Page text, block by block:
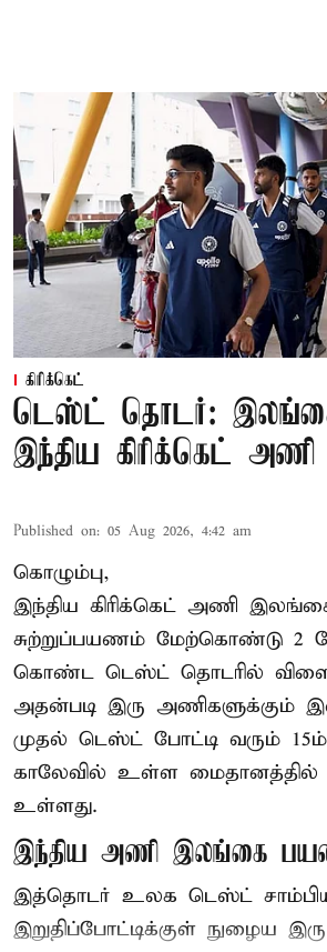
கிரிக்கெட்
டெஸ்ட் தொடர்:
இந்திய கிரிக்கெட் அணி
Published on: 05 Aug 2026, 4:42 am
கொழும்பு,
இந்திய கிரிக்கெட் அணி
சுற்றுப்பயணம் மேற்கொண்டு 2
கொண்ட டெஸ்ட் தொடரில்
அதன்படி இரு அணிகளுக்கும்
முதல் டெஸ்ட் போட்டி வரும்
காலேவில் உள்ள மைதானத்தில்
உள்ளது.
இந்திய அணி இலங்கை
இத்தொடர் உலக டெஸ்ட்
இறுதிப்போட்டிக்குள் நுழைய